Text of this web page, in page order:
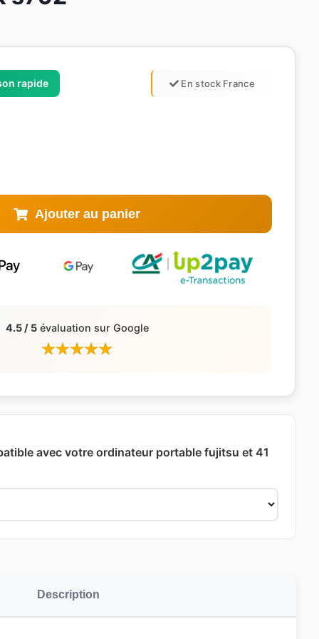
rapide En stock France
Ajouter au panier
4.5 / 5évaluation sur Google
avec votre ordinateur portable fujitsu et 41
Description